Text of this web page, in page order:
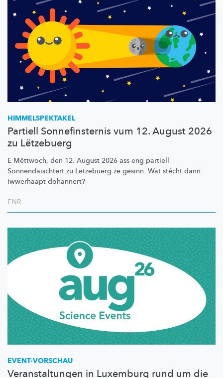
HIMMELSPEKTAKEL
Partiell Sonnefinsternis vum 12. August 2026
zu Lëtzebuerg
E Mëttwoch, den 12. August 2026 ass eng partiell
Sonnendäischtert zu Lëtzebuerg ze gesinn. Wat stécht dann
iwwerhaapt dohannert?
FNR
EVENT-VORSCHAU
Veranstaltungen in Luxemburg rund um die